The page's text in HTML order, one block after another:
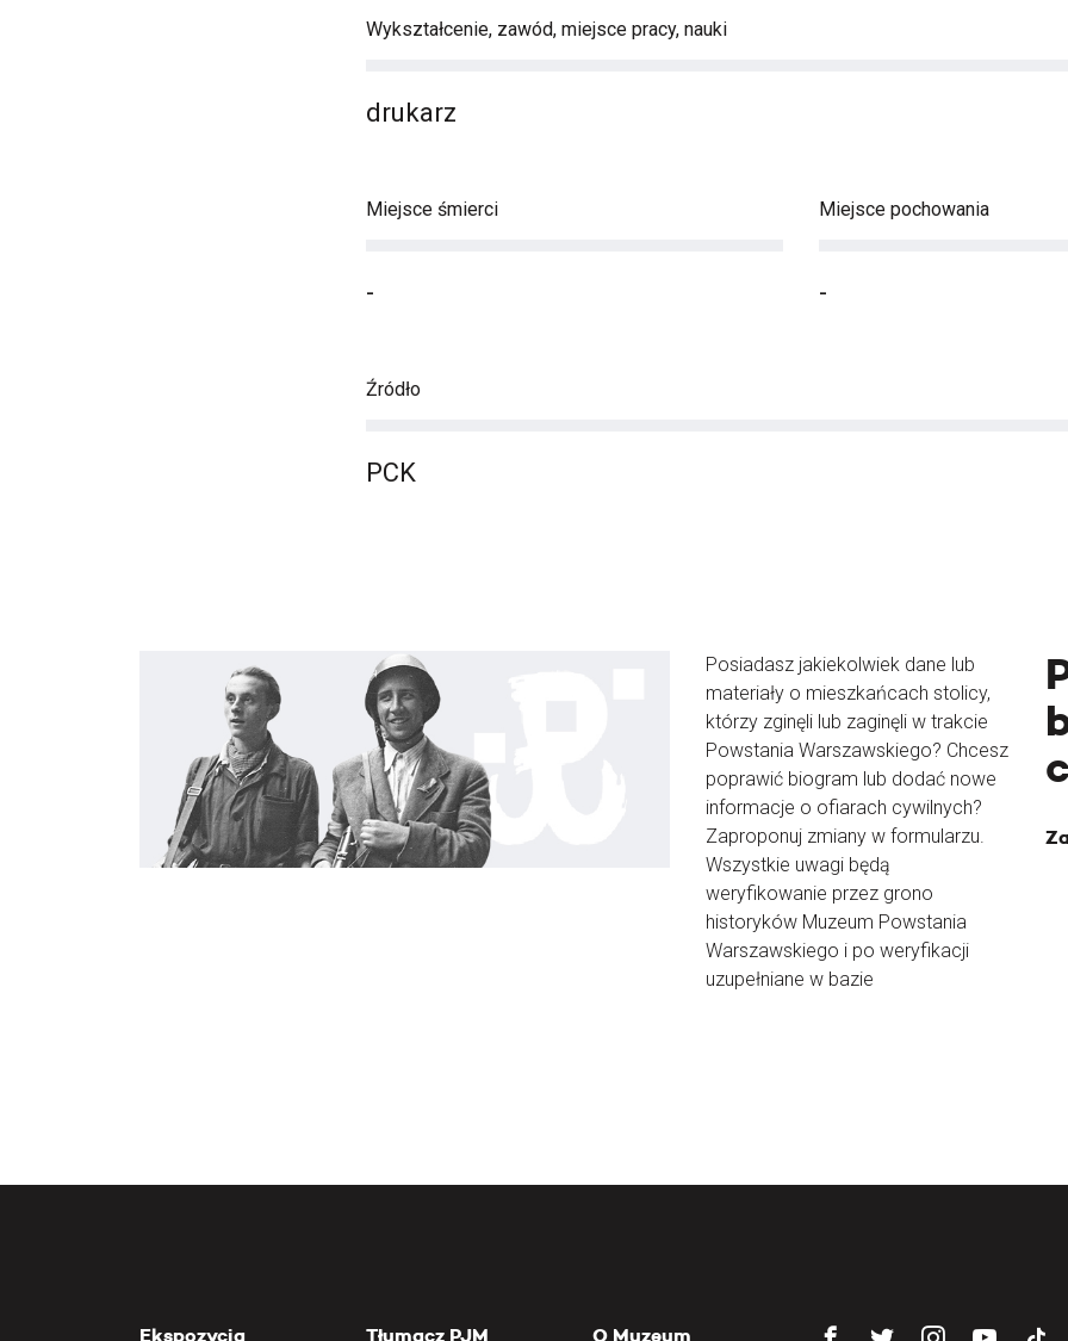
Wykształcenie, zawód, miejsce pracy, nauki
drukarz
Miejsce śmierci
-
Miejsce pochowania
-
Źródło
PCK
Posiadasz jakiekolwiek dane lub
materiały o mieszkańcach stolicy,
którzy zginęli lub zaginęli w trakcie
Powstania Warszawskiego? Chcesz
poprawić biogram lub dodać nowe
informacje o ofiarach cywilnych?
Zaproponuj zmiany w formularzu.
Wszystkie uwagi będą
weryfikowanie przez grono
historyków Muzeum Powstania
Warszawskiego i po weryfikacji
uzupełniane w bazie
Ekspozycja Tłumacz PJM O Muzeum